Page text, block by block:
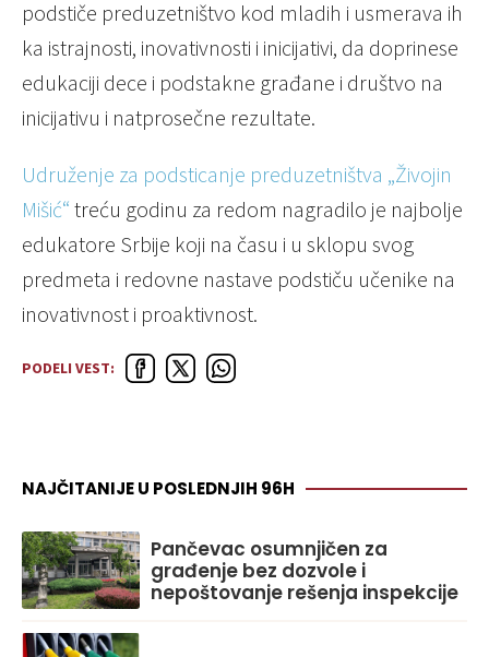
podstiče preduzetništvo kod mladih i usmerava ih
ka istrajnosti, inovativnosti i inicijativi, da doprinese
edukaciji dece i podstakne građane i društvo na
inicijativu i natprosečne rezultate.
Udruženje za podsticanje preduzetništva „Živojin
Mišić“ treću godinu za redom nagradilo je najbolje
edukatore Srbije koji na času i u sklopu svog
predmeta i redovne nastave podstiču učenike na
inovativnost i proaktivnost.
PODELI VEST:
NAJČITANIJE U POSLEDNJIH 96H
Pančevac osumnjičen za
građenje bez dozvole i
nepoštovanje rešenja inspekcije